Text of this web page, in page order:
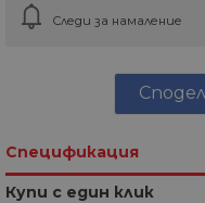
Следи за намаление
Спецификация
Купи с един клик